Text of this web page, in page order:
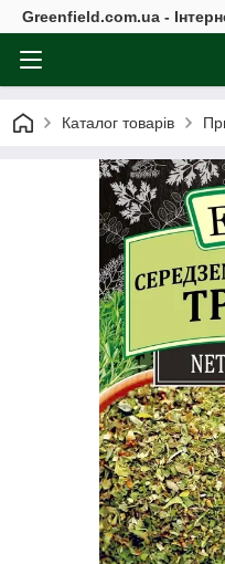
Greenfield.com.ua -
Каталог товарів